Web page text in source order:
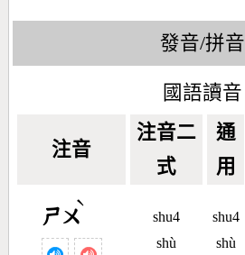
發音/拼音
國語讀音
注音
注音二
式
通
用
ㄕㄨ
ˋ
shu4
shù
shu4
shù